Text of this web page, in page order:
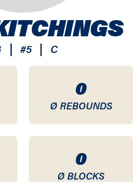
0
Ø REBOUNDS
0
Ø BLOCKS
| #5 | C